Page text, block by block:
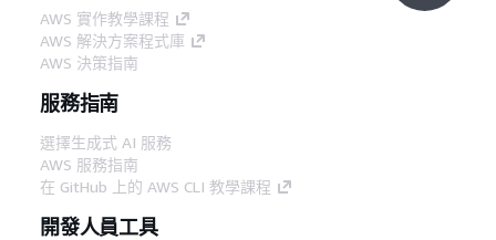
AWS 實作教學課程
AWS 解決方案程式庫
AWS 決策指南
服務指南
選擇生成式 AI 服務
AWS 服務指南
在 GitHub 上的 AWS CLI 教學課程
開發人員工具